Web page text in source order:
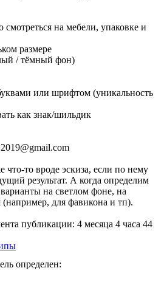
на мебели, упаковке и
размере
/ тёмный фон)
или шрифтом (уникальность
как знак/шильдик
то вроде эскиза, если по нему
результат. А когда определим
на светлом фоне, на
(например, для фавикона и тп).
публикации: 4 месяца 4 часа 44
определен: